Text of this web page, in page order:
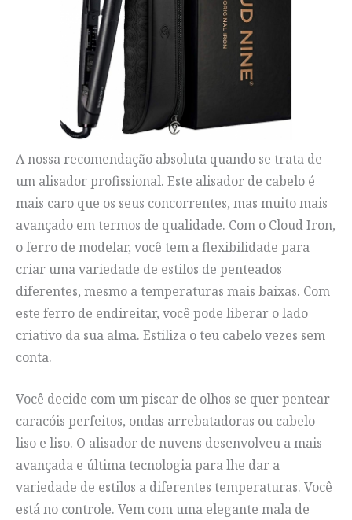
A nossa recomendação absoluta quando se trata de
um alisador profissional. Este alisador de cabelo é
mais caro que os seus concorrentes, mas muito mais
avançado em termos de qualidade. Com o Cloud Iron,
o ferro de modelar, você tem a flexibilidade para
criar uma variedade de estilos de penteados
diferentes, mesmo a temperaturas mais baixas. Com
este ferro de endireitar, você pode liberar o lado
criativo da sua alma. Estiliza o teu cabelo vezes sem
conta.
Você decide com um piscar de olhos se quer pentear
caracóis perfeitos, ondas arrebatadoras ou cabelo
liso e liso. O alisador de nuvens desenvolveu a mais
avançada e última tecnologia para lhe dar a
variedade de estilos a diferentes temperaturas. Você
está no controle. Vem com uma elegante mala de